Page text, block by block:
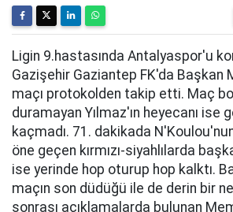
Ligin 9.hastasında Antalyaspor'u
Gazişehir Gaziantep FK'da Başkan
maçı protokolden takip etti. Maç
duramayan Yılmaz'ın heyecanı ise
kaçmadı. 71. dakikada
öne geçen kırmızı-siyahlılarda
ise yerinde hop oturup hop kalktı.
maçın son düdüğü ile de derin bir
sonrası açıklamalarda bulunan